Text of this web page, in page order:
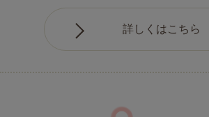
詳しくはこちら